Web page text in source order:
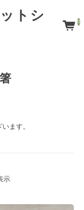
トシ
0
ます。
示